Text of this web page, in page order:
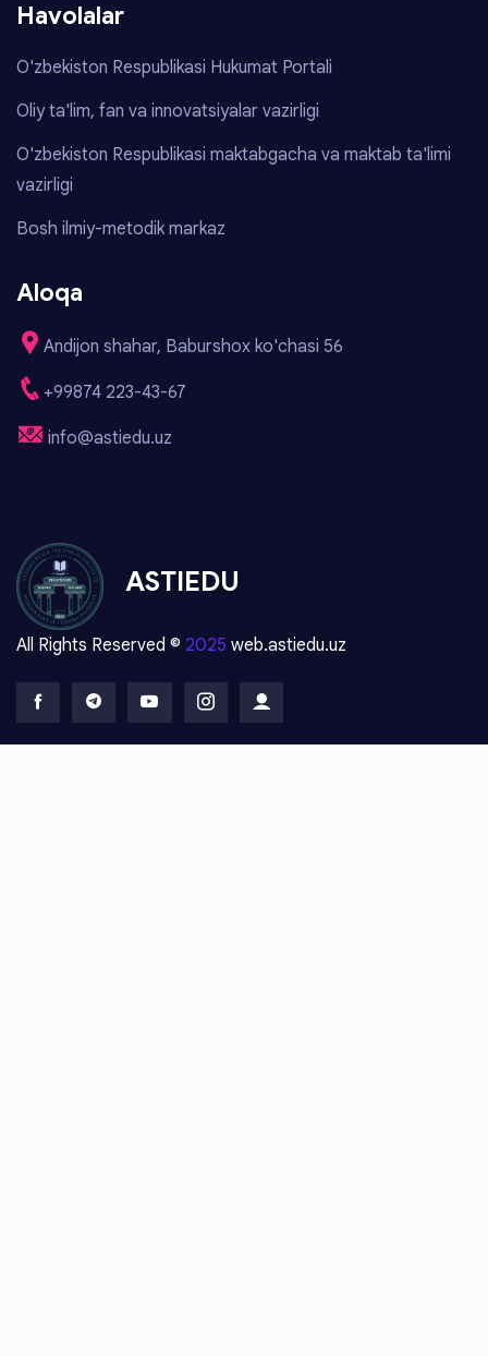
Havolalar
O'zbekiston Respublikasi Hukumat Portali
Oliy ta'lim, fan va innovatsiyalar vazirligi
O'zbekiston Respublikasi maktabgacha va maktab ta'limi
vazirligi
Bosh ilmiy-metodik markaz
Aloqa
Andijon shahar, Baburshox ko'chasi 56
+99874 223-43-67
info@astiedu.uz
ASTIEDU
All Rights Reserved © 2025 web.astiedu.uz